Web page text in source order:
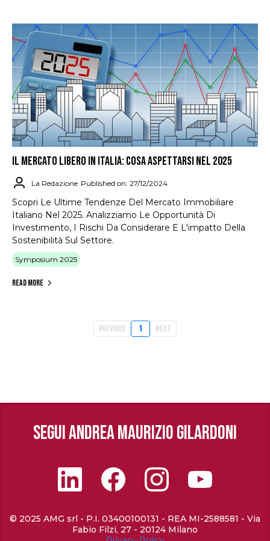
IL MERCATO LIBERO IN ITALIA: COSA ASPETTARSI NEL 2025
La Redazione Published on: 27/12/2024
Scopri Le Ultime Tendenze Del Mercato Immobiliare
Italiano Nel 2025. Analizziamo Le Opportunità Di
Investimento, I Rischi Da Considerare E L'impatto Della
Sostenibilità Sul Settore.
Symposium 2025
Read More
Previous 1 Next
SEGUI ANDREA MAURIZIO GILARDONI
© 2025 AMG srl - P.I. 03400100131 - REA MI-2588581 - Via
Fabio Filzi, 27 - 20124 Milano